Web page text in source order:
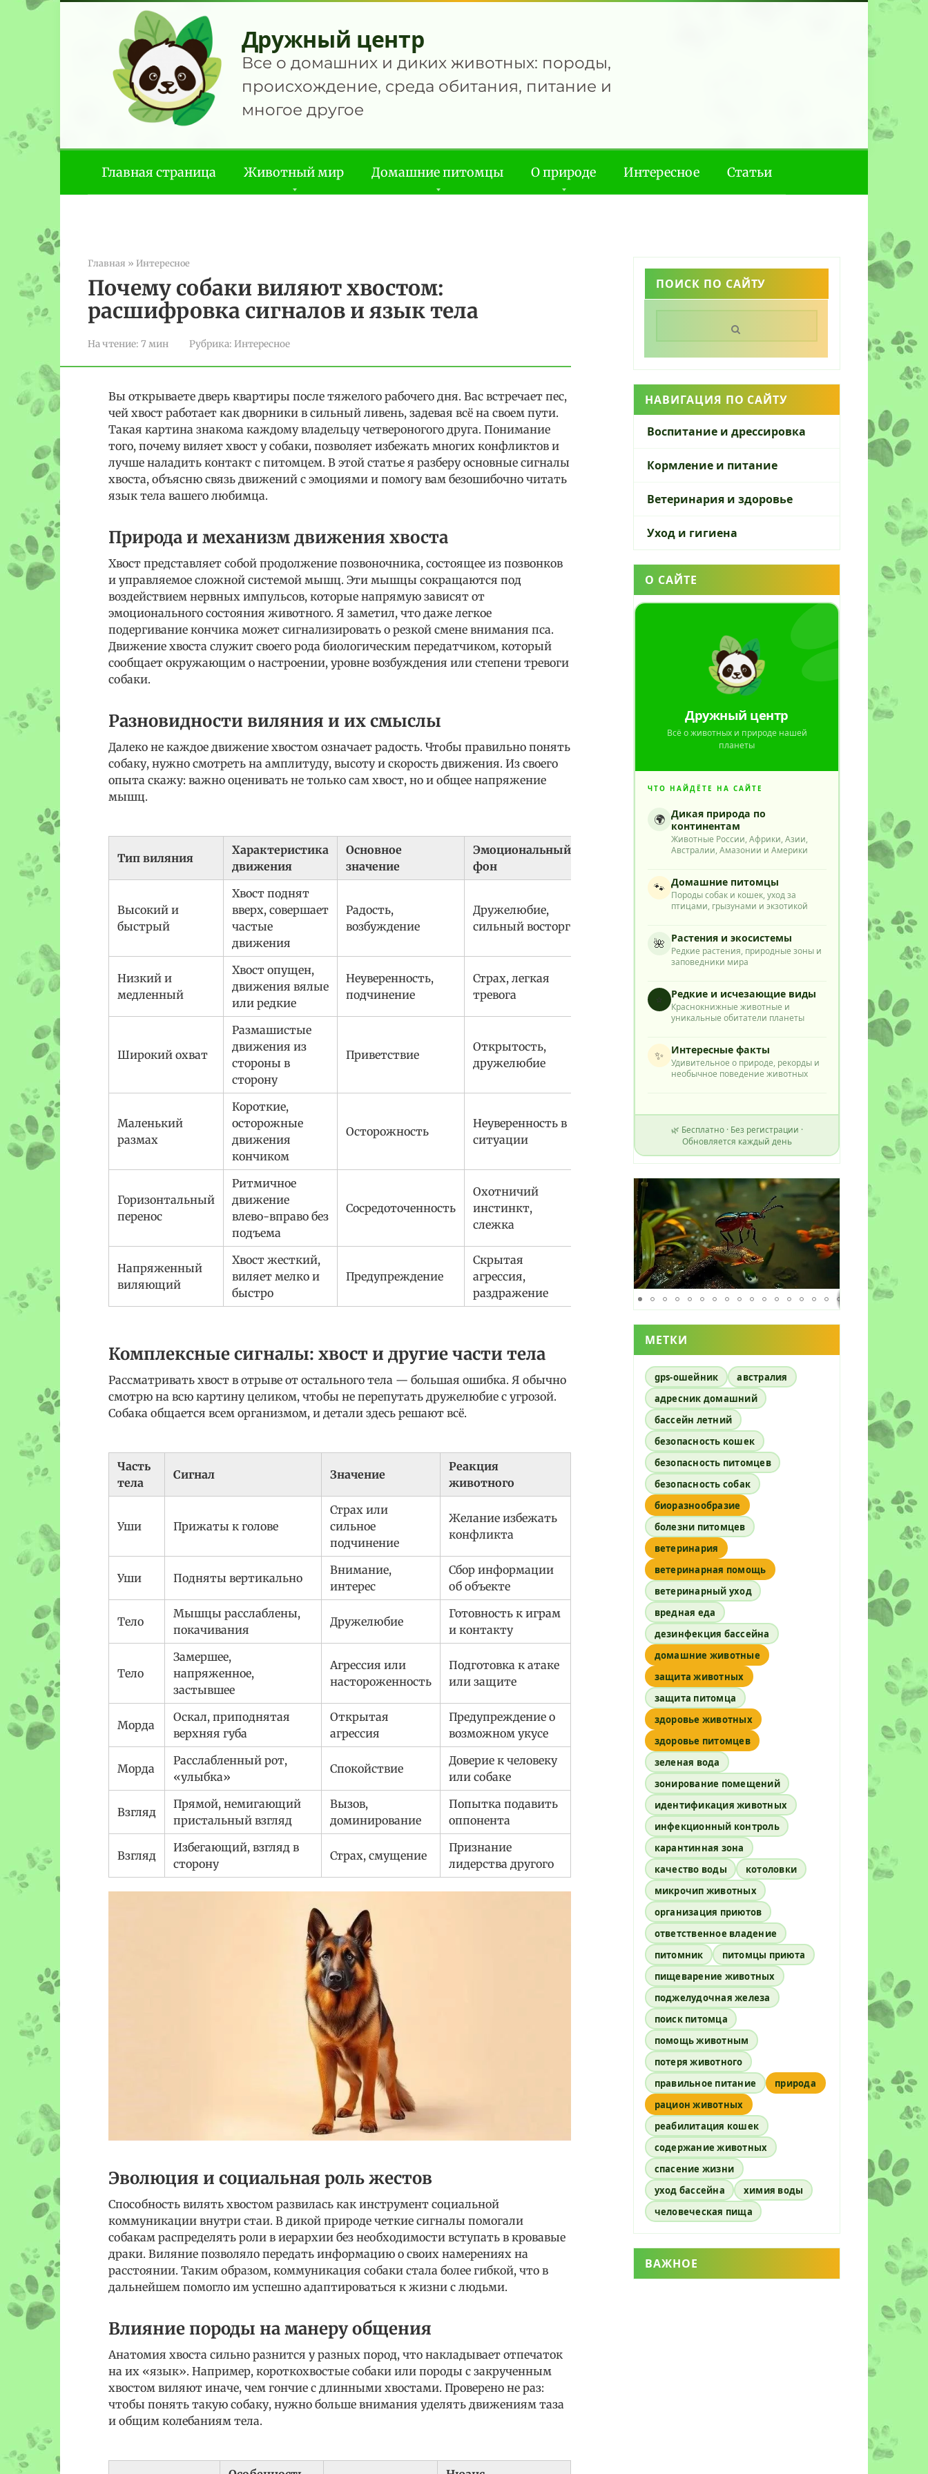
Перейти
Дружный центр
Все о домашних и диких животных: породы,
происхождение, среда обитания, питание и
многое другое
Главная страница Животный мир Домашние питомцы О природе Интересное Статьи
Главная » Интересное
Почему собаки виляют хвостом:
расшифровка сигналов и язык тела
На чтение: 7 мин Рубрика: Интересное
Вы открываете дверь квартиры после тяжелого рабочего дня. Вас встречает пес,
чей хвост работает как дворники в сильный ливень, задевая всё на своем пути.
Такая картина знакома каждому владельцу четвероногого друга. Понимание
того, почему виляет хвост у собаки, позволяет избежать многих конфликтов и
лучше наладить контакт с питомцем. В этой статье я разберу основные сигналы
хвоста, объясню связь движений с эмоциями и помогу вам безошибочно читать
язык тела вашего любимца.
Природа и механизм движения хвоста
Хвост представляет собой продолжение позвоночника, состоящее из позвонков
и управляемое сложной системой мышц. Эти мышцы сокращаются под
воздействием нервных импульсов, которые напрямую зависят от
эмоционального состояния животного. Я заметил, что даже легкое
подергивание кончика может сигнализировать о резкой смене внимания пса.
Движение хвоста служит своего рода биологическим передатчиком, который
сообщает окружающим о настроении, уровне возбуждения или степени тревоги
собаки.
Разновидности виляния и их смыслы
Далеко не каждое движение хвостом означает радость. Чтобы правильно понять
собаку, нужно смотреть на амплитуду, высоту и скорость движения. Из своего
опыта скажу: важно оценивать не только сам хвост, но и общее напряжение
мышц.
Тип виляния
Характеристика
движения
Основное
значение
Эмоциональный
фон
Высокий и
быстрый
Хвост поднят
вверх, совершает
частые
движения
Радость,
возбуждение
Дружелюбие,
сильный восторг
Низкий и
медленный
Хвост опущен,
движения вялые
или редкие
Неуверенность,
подчинение
Страх, легкая
тревога
Широкий охват
Размашистые
движения из
стороны в
сторону
Приветствие
Открытость,
дружелюбие
Маленький
размах
Короткие,
осторожные
движения
кончиком
Осторожность
Неуверенность в
ситуации
Горизонтальный
перенос
Ритмичное
движение
влево-вправо без
подъема
Сосредоточенность
Охотничий
инстинкт,
слежка
Напряженный
виляющий
Хвост жесткий,
виляет мелко и
быстро
Предупреждение
Скрытая
агрессия,
раздражение
Комплексные сигналы: хвост и другие части тела
Рассматривать хвост в отрыве от остального тела — большая ошибка. Я обычно
смотрю на всю картину целиком, чтобы не перепутать дружелюбие с угрозой.
Собака общается всем организмом, и детали здесь решают всё.
Часть
тела
Сигнал Значение
Реакция
животного
Уши Прижаты к голове
Страх или
сильное
подчинение
Желание избежать
конфликта
Уши Подняты вертикально
Внимание,
интерес
Сбор информации
об объекте
Тело
Мышцы расслаблены,
покачивания
Дружелюбие
Готовность к играм
и контакту
Тело
Замершее,
напряженное,
застывшее
Агрессия или
настороженность
Подготовка к атаке
или защите
Морда
Оскал, приподнятая
верхняя губа
Открытая
агрессия
Предупреждение о
возможном укусе
Морда
Расслабленный рот,
«улыбка»
Спокойствие
Доверие к человеку
или собаке
Взгляд
Прямой, немигающий
пристальный взгляд
Вызов,
доминирование
Попытка подавить
оппонента
Взгляд
Избегающий, взгляд в
сторону
Страх, смущение
Признание
лидерства другого
Эволюция и социальная роль жестов
Способность вилять хвостом развилась как инструмент социальной
коммуникации внутри стаи. В дикой природе четкие сигналы помогали
собакам распределять роли в иерархии без необходимости вступать в кровавые
драки. Виляние позволяло передать информацию о своих намерениях на
расстоянии. Таким образом, коммуникация собаки стала более гибкой, что в
дальнейшем помогло им успешно адаптироваться к жизни с людьми.
Влияние породы на манеру общения
Анатомия хвоста сильно разнится у разных пород, что накладывает отпечаток
на их «язык». Например, короткохвостые собаки или породы с закрученным
хвостом виляют иначе, чем гончие с длинными хвостами. Проверено не раз:
чтобы понять такую собаку, нужно больше внимания уделять движениям таза
и общим колебаниям тела.
ПОИСК ПО САЙТУ
НАВИГАЦИЯ ПО САЙТУ
Воспитание и дрессировка
Кормление и питание
Ветеринария и здоровье
Уход и гигиена
О САЙТЕ
Дружный центр
Всё о животных и природе нашей
планеты
ЧТО НАЙДЁТЕ НА САЙТЕ
🌍 Дикая природа по
континентам
Животные России, Африки, Азии,
Австралии, Амазонии и Америки
🐾 Домашние питомцы
Породы собак и кошек, уход за
птицами, грызунами и экзотикой
🌺 Растения и экосистемы
Редкие растения, природные зоны и
заповедники мира
⭐ Редкие и исчезающие виды
Краснокнижные животные и
уникальные обитатели планеты
✨ Интересные факты
Удивительное о природе, рекорды и
необычное поведение животных
🌿 Бесплатно · Без регистрации ·
Обновляется каждый день
МЕТКИ
gps-ошейник
австралия
адресник домашний
бассейн летний
безопасность кошек
безопасность питомцев
безопасность собак
биоразнообразие
болезни питомцев
ветеринария
ветеринарная помощь
ветеринарный уход
вредная еда
дезинфекция бассейна
домашние животные
защита животных
защита питомца
здоровье животных
здоровье питомцев
зеленая вода
зонирование помещений
идентификация животных
инфекционный контроль
карантинная зона
качество воды
котоловки
микрочип животных
организация приютов
ответственное владение
питомник
питомцы приюта
пищеварение животных
поджелудочная железа
поиск питомца
помощь животным
потеря животного
правильное питание
природа
рацион животных
реабилитация кошек
содержание животных
спасение жизни
уход бассейна
химия воды
человеческая пища
ВАЖНОЕ